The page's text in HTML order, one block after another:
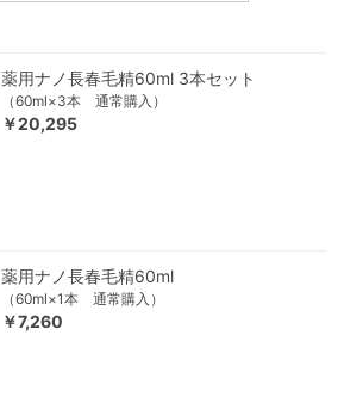
薬用ナノ長春毛精60ml 3本セット
（60ml×3本 通常購入）
￥20,295
薬用ナノ長春毛精60ml
（60ml×1本 通常購入）
￥7,260